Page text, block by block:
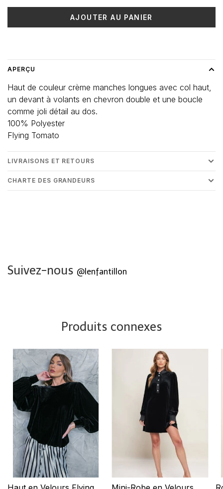
AJOUTER AU PANIER
APERÇU
Haut de couleur crème manches longues avec col haut,
un devant à volants en chevron double et une boucle
comme joli détail au dos.
100% Polyester
Flying Tomato
LIVRAISONS ET RETOURS
CHARTE DES GRANDEURS
Suivez-nous @lenfantillon
Produits connexes